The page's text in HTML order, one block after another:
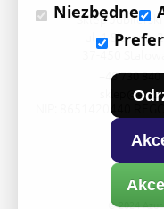
Sklep Jubilerski
ul. 1 Sierpnia
37-450
+48 730
sklep@e-
NIP: 8651420440
© 2024
Niezbędne